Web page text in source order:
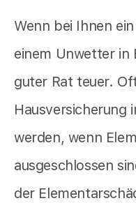
Wenn bei Ihnen
einem Unwetter
guter Rat teuer.
Hausversicherung
werden, wenn
ausgeschlossen
der